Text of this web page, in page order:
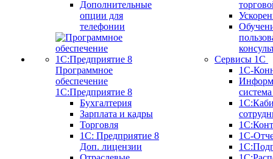
Дополнительные
опции для
телефонии
Программное
обеспечение
1С:Предприятие 8
Бухгалтерия
Зарплата и кадры
Торговля
1C: Предприятие 8
Доп. лицензии
Сервисы 1С
1С-
1С-